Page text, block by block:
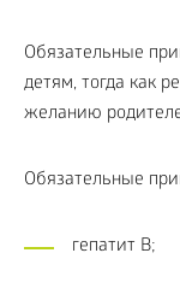
Обязательные
детям, тогда как
желанию
Обязательные
гепатит B;